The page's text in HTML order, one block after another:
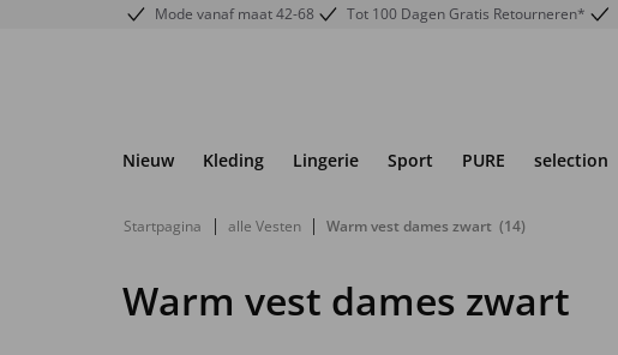
Mode vanaf maat 42-68 Tot 100 Dagen Gratis Retourneren*
Nieuw Kleding Lingerie Sport PURE selection
Startpagina | alle Vesten | Warm vest dames zwart (14)
Warm vest dames zwart